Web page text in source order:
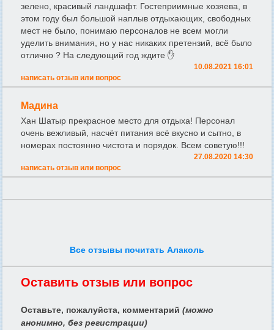
зелено, красивый ландшафт. Гостеприимные хозяева, в
этом году был большой наплыв отдыхающих, свободных
мест не было, понимаю персоналов не всем могли
уделить внимания, но у нас никаких претензий, всё было
отлично ? На следующий год ждите ✋
10.08.2021 16:01
написать отзыв или вопрос
Мадина
Хан Шатыр прекрасное место для отдыха! Персонал
очень вежливый, насчёт питания всё вкусно и сытно, в
номерах постоянно чистота и порядок. Всем советую!!!
27.08.2020 14:30
написать отзыв или вопрос
Все отзывы почитать Алаколь
Оставить отзыв или вопрос
Оставьте, пожалуйста, комментарий (можно
анонимно, без регистрации)